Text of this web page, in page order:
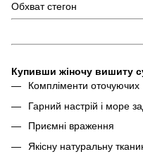
Обхват стегон
Купивши жiночу вишиту
Компліменти оточуючих
Гарний настрій і море
Приємні враження
Якісну натуральну